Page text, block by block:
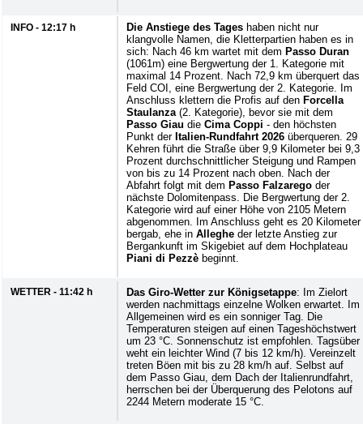
INFO - 12:17 h Die Anstiege des Tages haben nicht nur
klangvolle Namen, die Kletterpartien haben es in
sich: Nach 46 km wartet mit dem Passo Duran
(1061m) eine Bergwertung der 1. Kategorie mit
maximal 14 Prozent. Nach 72,9 km überquert das
Feld COI, eine Bergwertung der 2. Kategorie. Im
Anschluss klettern die Profis auf den Forcella
Staulanza (2. Kategorie), bevor sie mit dem
Passo Giau die Cima Coppi - den höchsten
Punkt der Italien-Rundfahrt 2026 überqueren. 29
Kehren führt die Straße über 9,9 Kilometer bei 9,3
Prozent durchschnittlicher Steigung und Rampen
von bis zu 14 Prozent nach oben. Nach der
Abfahrt folgt mit dem Passo Falzarego der
nächste Dolomitenpass. Die Bergwertung der 2.
Kategorie wird auf einer Höhe von 2105 Metern
abgenommen. Im Anschluss geht es 20 Kilometer
bergab, ehe in Alleghe der letzte Anstieg zur
Bergankunft im Skigebiet auf dem Hochplateau
Piani di Pezzè beginnt.
WETTER - 11:42 h Das Giro-Wetter zur Königsetappe: Im Zielort
werden nachmittags einzelne Wolken erwartet. Im
Allgemeinen wird es ein sonniger Tag. Die
Temperaturen steigen auf einen Tageshöchstwert
um 23 °C. Sonnenschutz ist empfohlen. Tagsüber
weht ein leichter Wind (7 bis 12 km/h). Vereinzelt
treten Böen mit bis zu 28 km/h auf. Selbst auf
dem Passo Giau, dem Dach der Italienrundfahrt,
herrschen bei der Überquerung des Pelotons auf
2244 Metern moderate 15 °C.